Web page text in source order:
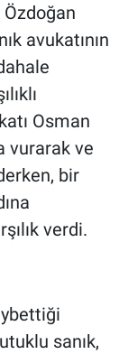
Özdoğan
avukatının
Osman
vurarak ve
bir
verdi.
sanık,